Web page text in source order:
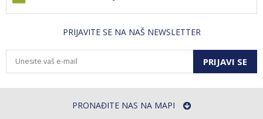
PRIJAVITE SE NA NAŠ NEWSLETTER
PRIJAVI SE
PRONAĐITE NAS NA MAPI